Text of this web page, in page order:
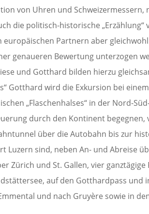
von Uhren und
die politisch-historische „Erzählung“
europäischen Partnern aber
genaueren Bewertung unterzogen
und Gotthard bilden hierzu
Gotthard wird die Exkursion bei
„Flaschenhalses“ in der Nord-
durch den Kontinent begegnen,
über die Autobahn bis zur
Luzern sind, neben An- und Abreise
Zürich und St. Gallen, vier
auf den Gotthardpass und
und nach Gruyère sowie in